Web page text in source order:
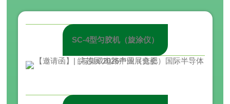
SC-4型匀胶机（旋涂仪）